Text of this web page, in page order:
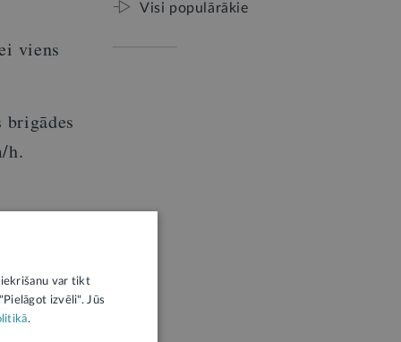
viens
h.
Visi populārākie
var tikt
izvēli". Jūs
.